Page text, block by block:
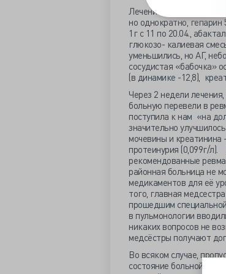
Лечение назначили,
но однократно,
1г с 11 по 20.04.,
глюкозо- калиевая
уменьшились, но АГ,
сосудистая «бабочка»
(в динамике -12,8),
Через 2 недели
больную перевели в
поступила к нам «на
значительно
мочевины и креатинина
протеинурия (0,099г/л).
рекомендованные
районная больница не
медикаментов для её
того, главная
прошедшим
в пульмонологии
никаких вопросов не
медсёстры получают
Во всяком случае,
состояние больной – у